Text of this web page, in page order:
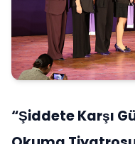
“Şiddete Karşı